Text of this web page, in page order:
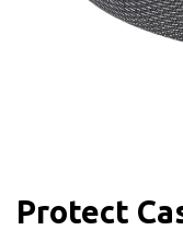
Protect